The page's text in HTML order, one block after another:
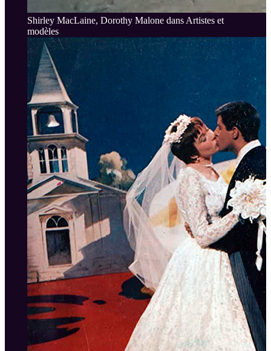
Shirley MacLaine, Dorothy Malone dans Artistes et
modèles